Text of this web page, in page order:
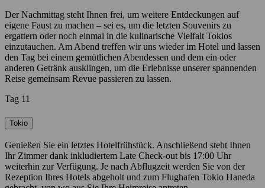
Der Nachmittag steht Ihnen frei, um weitere Entdeckungen auf
eigene Faust zu machen – sei es, um die letzten Souvenirs zu
ergattern oder noch einmal in die kulinarische Vielfalt Tokios
einzutauchen. Am Abend treffen wir uns wieder im Hotel und lassen
den Tag bei einem gemütlichen Abendessen und dem ein oder
anderen Getränk ausklingen, um die Erlebnisse unserer spannenden
Reise gemeinsam Revue passieren zu lassen.
Tag 11
Tokio
Genießen Sie ein letztes Hotelfrühstück. Anschließend steht Ihnen
Ihr Zimmer dank inkludiertem Late Check-out bis 17:00 Uhr
weiterhin zur Verfügung. Je nach Abflugzeit werden Sie von der
Rezeption Ihres Hotels abgeholt und zum Flughafen Tokio Haneda